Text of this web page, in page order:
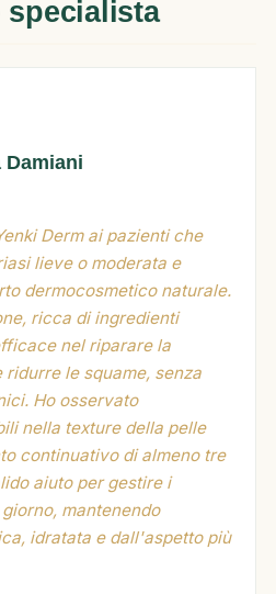
specialista
Damiani
Derm ai pazienti che
lieve o moderata e
dermocosmetico naturale.
ricca di ingredienti
nel riparare la
le squame, senza
Ho osservato
nella texture della pelle
continuativo di almeno tre
aiuto per gestire i
mantenendo
idratata e dall'aspetto più